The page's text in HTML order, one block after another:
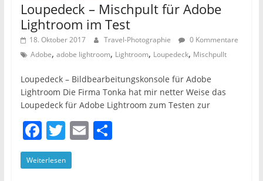
Loupedeck – Mischpult für Adobe
Lightroom im Test
18. Oktober 2017 Travel-Photographie
0 Kommentare
Adobe, adobe lightroom, Lightroom, Loupedeck, Mischpullt
Loupedeck – Bildbearbeitungskonsole für Adobe
Lightroom Die Firma Tonka hat mir netter Weise das
Loupedeck für Adobe Lightroom zum Testen zur
F
a
c
T
w
itt
E T
Weiterlesen